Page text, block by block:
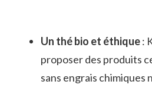
Un thé bio et éthique:
proposer des produits
sans engrais chimiques